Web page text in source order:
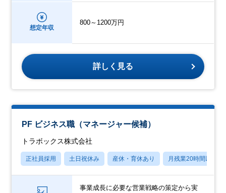
想定年収
800～1200万円
詳しく見る
PF ビジネス職（マネージャー候補）
トラボックス株式会社
正社員採用 土日祝休み 産休・育休あり 月残業20時間以内
事業成長に必要な営業戦略の策定から実